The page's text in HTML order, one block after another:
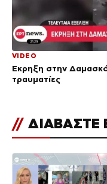
VIDEO
Έκρηξη στην
τραυματίες
// ΔΙΑΒΑΣΤΕ